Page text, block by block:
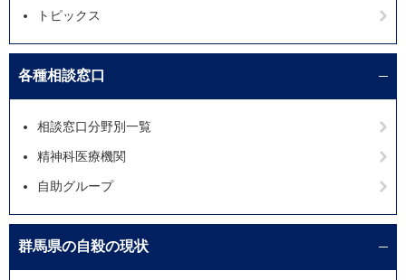
トピックス
各種相談窓口
相談窓口分野別一覧
精神科医療機関
自助グループ
群馬県の自殺の現状